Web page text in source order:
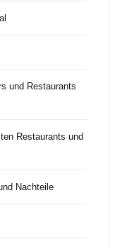
und Restaurants
Restaurants und
Nachteile